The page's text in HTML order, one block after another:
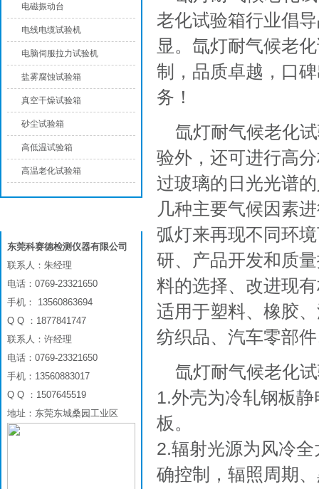
老化试验箱行业倡
显。氙灯耐气候老
制，品质卓越，口
务！
氙灯耐气候老化
验外，还可进行高
过玻璃的日光光谱
几种主要气候因素
弧灯来再现不同环
研、产品开发和质
料的选择、改进现
适用于塑料、橡胶
纺织品、汽车零部
氙灯耐气候老化
1.外壳为冷轧钢板
板。
2.辐射光源为风冷
确控制，辐照周期
电磁振动台
电线电缆试验机
电脑伺服拉力试验机
盐雾腐蚀试验箱
真空干燥试验箱
砂尘试验箱
高低温试验箱
高温老化试验箱
东莞科赛德检测仪器有限公司
联系人：朱经理
电话：0769-23321650
手机： 13560863694
Q Q ：1877841747
联系人：许经理
电话：0769-23321650
手机：13560883017
Q Q ：1507645519
地址：东莞东城桑园工业区